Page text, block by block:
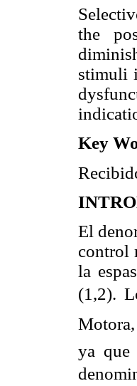
the
stimuli
Key
El
control
la
(1,2).
ya que